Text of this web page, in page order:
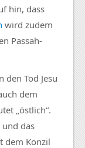
hin, dass
wird zudem
Passah-
den Tod Jesu
dem
„östlich“.
das
dem Konzil